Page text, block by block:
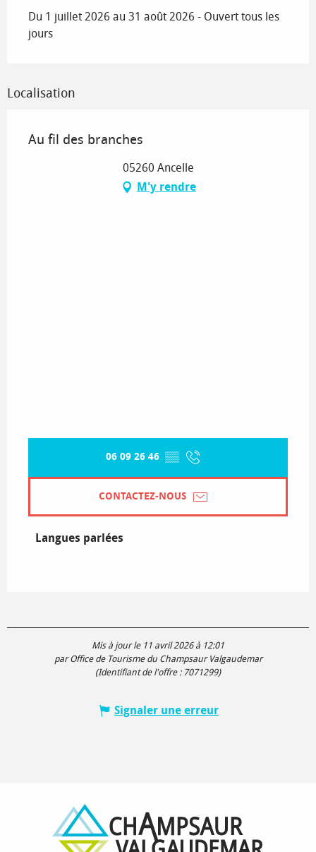
Du 1 juillet 2026 au 31 août 2026 - Ouvert tous les
jours
Localisation
Au fil des branches
05260 Ancelle
M'y rendre
06 09 26 46 ▒▒
CONTACTEZ-NOUS
Langues parlées
Langues parlées
Mis à jour le 11 avril 2026 à 12:01
par Office de Tourisme du Champsaur Valgaudemar
(Identifiant de l'offre : 7071299)
Signaler une erreur